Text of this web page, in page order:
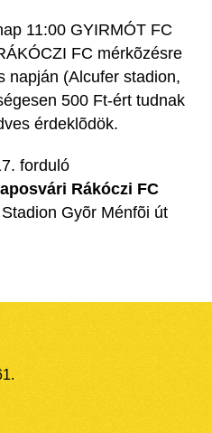
11:00 GYIRMÓT FC
FC mérkõzésre
napján (Alcufer stadion,
500 Ft-ért tudnak
érdeklõdök.
forduló
Rákóczi FC
Gyõr Ménfõi út